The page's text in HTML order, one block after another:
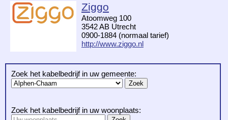
Ziggo
Atoomweg 100
3542 AB Utrecht
0900-1884 (normaal tarief)
http://www.ziggo.nl
Zoek het kabelbedrijf in uw gemeente:
Zoek het kabelbedrijf in uw woonplaats: